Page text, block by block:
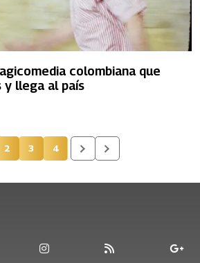
colombiana que
y llega al país
actual
Página
2 Página
3 Página
4